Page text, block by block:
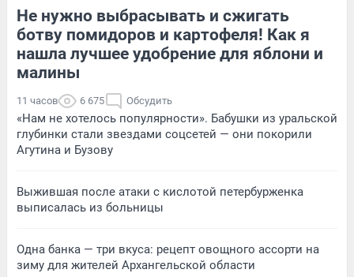
Не нужно выбрасывать и сжигать
ботву помидоров и картофеля! Как я
нашла лучшее удобрение для яблони и
малины
11 часов 6 675 Обсудить
«Нам не хотелось популярности». Бабушки из уральской
глубинки стали звездами соцсетей — они покорили
Агутина и Бузову
Выжившая после атаки с кислотой петербурженка
выписалась из больницы
Одна банка — три вкуса: рецепт овощного ассорти на
зиму для жителей Архангельской области